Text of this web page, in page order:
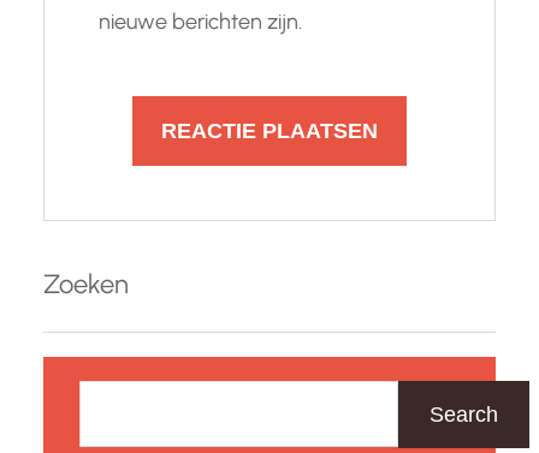
nieuwe berichten zijn.
Zoeken
Search